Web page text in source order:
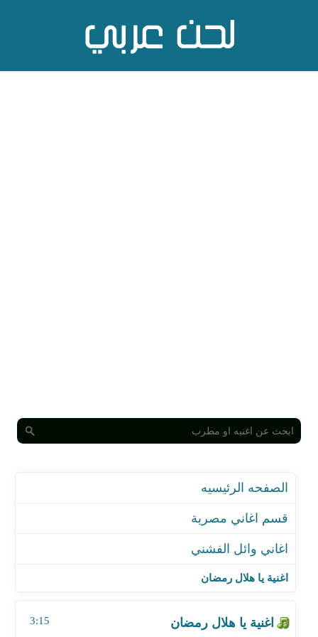
قسم اغاني مصرية
اغنية يا هلال رمضان
اغنية يا هلال رمضان
3:15
اغنية تتر نهاية مسلسل طايع - كنت فين يا وعد
اغنية تتر بداية مسلسل طايع